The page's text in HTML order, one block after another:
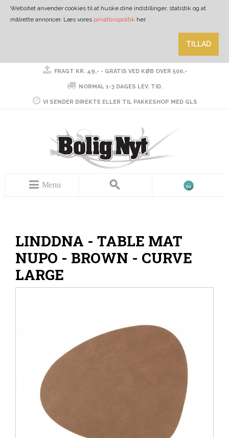
Websitet anvender cookies til at huske dine indstillinger, statistik og at
målrette annoncer. Læs vores privatlivspolitik her.
TILLAD
FRAGT KR. 49,- - GRATIS VED KØB OVER 500,-
NORMAL 1-3 DAGES LEV. TID.
VI SENDER DIREKTE ELLER TIL PAKKESHOP MED GLS
Menu
LINDDNA - TABLE MAT
NUPO - BROWN - CURVE
LARGE